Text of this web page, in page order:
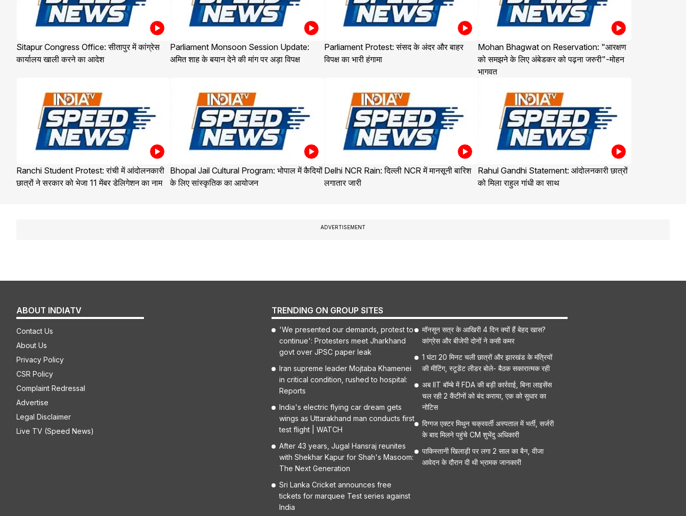
Sitapur Congress Office: सीतापुर में कांग्रेस
कार्यालय खाली करने का आदेश
Parliament Monsoon Session Update:
अमित शाह के बयान देने की मांग पर अड़ा विपक्ष
Parliament Protest: संसद के अंदर और बाहर
विपक्ष का भारी हंगामा
Mohan Bhagwat on Reservation: "आरक्षण
को समझने के लिए अंबेडकर को पढ़ना जरुरी"-मोहन
भागवत
Ranchi Student Protest: रांची में आंदोलनकारी
छात्रों ने सरकार को भेजा 11 मेंबर डेलिगेशन का नाम
Bhopal Jail Cultural Program: भोपाल में कैदियों
के लिए सांस्कृतिक का आयोजन
Delhi NCR Rain: दिल्ली NCR में मानसूनी बारिश
लगातार जारी
Rahul Gandhi Statement: आंदोलनकारी छात्रों
को मिला राहुल गांधी का साथ
ADVERTISEMENT
ABOUT INDIATV
Contact Us
About Us
Privacy Policy
CSR Policy
Complaint Redressal
Advertise
Legal Disclaimer
Live TV (Speed News)
TRENDING ON GROUP SITES
'We presented our demands, protest to
continue': Protesters meet Jharkhand
govt over JPSC paper leak
Iran supreme leader Mojtaba Khamenei
in critical condition, rushed to hospital:
Reports
India's electric flying car dream gets
wings as Uttarakhand man conducts first
test flight | WATCH
After 43 years, Jugal Hansraj reunites
with Shekhar Kapur for Shah's Masoom:
The Next Generation
Sri Lanka Cricket announces free
tickets for marquee Test series against
India
मॉनसून सत्र के आखिरी 4 दिन क्यों हैं बेहद खास?
कांग्रेस और बीजेपी दोनों ने कसी कमर
1 घंटा 20 मिनट चली छात्रों और झारखंड के मंत्रियों
की मीटिंग, स्टूडेंट लीडर बोले- बैठक सकारात्मक रही
अब IIT बॉम्बे में FDA की बड़ी कार्रवाई, बिना लाइसेंस
चल रही 2 कैंटीनों को बंद कराया, एक को सुधार का
नोटिस
दिग्गज एक्टर मिथुन चक्रवर्ती अस्पताल में भर्ती, सर्जरी
के बाद मिलने पहुंचे CM शुभेंदु अधिकारी
पाकिस्तानी खिलाड़ी पर लगा 2 साल का बैन, वीजा
आवेदन के दौरान दी थी भ्रामक जानकारी